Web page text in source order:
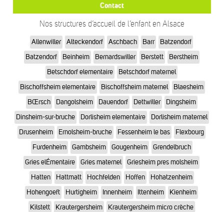
Contact
Nos structures d’accueil de l’enfant en Alsace
Allenwiller Alteckendorf Aschbach Barr
Batzendorf
Batzendorf
Beinheim Bernardswiller Berstett
Berstheim
Betschdorf elementaire
Betschdorf maternel
Bischoffsheim elementaire
Bischoffsheim maternel
Blaesheim
BŒrsch
Dangolsheim Dauendorf Dettwiller
Dingsheim
Dinsheim-sur-bruche
Dorlisheim elementaire
Dorlisheim maternel
Drusenheim
Ernolsheim-bruche Fessenheim le bas
Flexbourg
Furdenheim
Gambsheim Gougenheim
Grendelbruch
Gries elÉmentaire
Gries maternel
Griesheim pres molsheim
Hatten
Hattmatt Hochfelden Hoffen
Hohatzenheim
Hohengoeft
Hurtigheim Innenheim Ittenheim
Kienheim
Kilstett
Krautergersheim
Krautergersheim micro crèche